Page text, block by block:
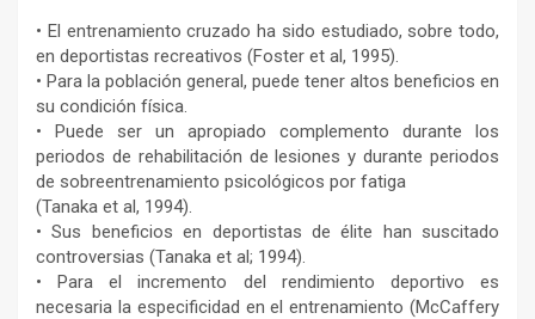
• El entrenamiento cruzado ha sido estudiado, sobre todo,
en deportistas recreativos (Foster et al, 1995).
• Para la población general, puede tener altos beneficios en
su condición física.
• Puede ser un apropiado complemento durante los
periodos de rehabilitación de lesiones y durante periodos
de sobreentrenamiento psicológicos por fatiga
(Tanaka et al, 1994).
• Sus beneficios en deportistas de élite han suscitado
controversias (Tanaka et al; 1994).
• Para el incremento del rendimiento deportivo es
necesaria la especificidad en el entrenamiento (McCaffery